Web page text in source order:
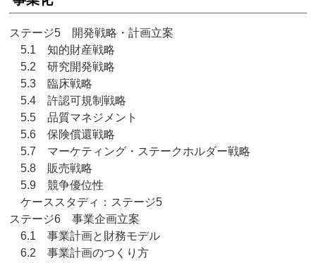
ステージ5 開発戦略・計画立案
5.1 知的財産戦略
5.2 研究開発戦略
5.3 臨床戦略
5.4 許認可規制戦略
5.5 品質マネジメント
5.6 保険償還戦略
5.7 マーケティング・ステークホルダー戦略
5.8 販売戦略
5.9 競争優位性
ケーススタディ：ステージ5
ステージ6 事業企画立案
6.1 事業計画と財務モデル
6.2 事業計画のつくり方